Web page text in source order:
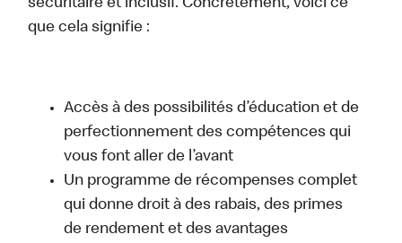
sécuritaire et inclusif. Concrètement, voici ce
que cela signifie :
Accès à des possibilités d’éducation et de
perfectionnement des compétences qui
vous font aller de l’avant
Un programme de récompenses complet
qui donne droit à des rabais, des primes
de rendement et des avantages